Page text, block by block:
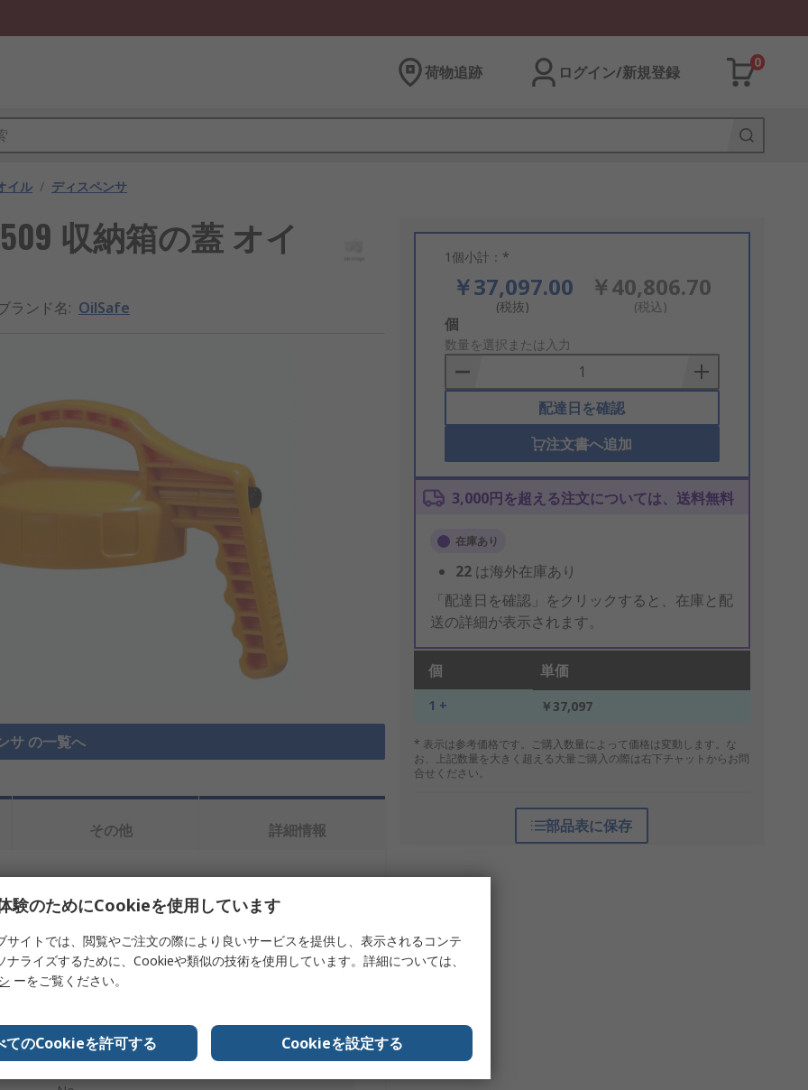
荷物追跡 ログイン/新規登録
0
イル / ディスペンサ
収納箱の蓋 オイ
ランド名: OilSafe
サ の一覧へ
1個小計：*
￥37,097.00
(税抜)
￥40,806.70
(税込)
Add
to
Basket
個
数量を選択または入力
配達日を確認
注文書へ追加
3,000円を超える注文については、送料無料
在庫あり
22 は海外在庫あり
「配達日を確認」をクリックすると、在庫と配
送の詳細が表示されます。
個 単価
1 + ￥37,097
* 表示は参考価格です。ご購入数量によって価格は変動します。な
お、上記数量を大きく超える大量ご購入の際は右下チャットからお問
合せください。
部品表に保存
その他 詳細情報
検索します。
内容
OilSafe
ポリエチレン
験のためにCookieを使用しています
サイトでは、閲覧やご注文の際により良いサービスを提供し、表示されるコンテ
ナライズするために、Cookieや類似の技術を使用しています。詳細については、
ーをご覧ください。
てのCookieを許可する Cookieを設定する